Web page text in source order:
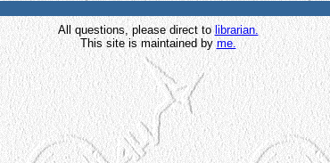
All questions, please direct tolibrarian.
This site is maintained byme.